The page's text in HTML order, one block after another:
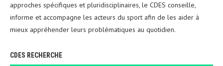
approches spécifiques et pluridisciplinaires, le CDES conseille,
informe et accompagne les acteurs du sport afin de les aider à
mieux appréhender leurs problématiques au quotidien.
CDES RECHERCHE